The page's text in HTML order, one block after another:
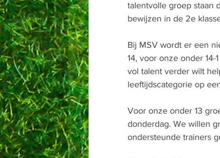
talentvolle groep staan
bewijzen in de 2e
Bij MSV wordt er een
14, voor onze onder
vol talent verder wilt
leeftijdscategorie op
Voor onze onder 13
donderdag. We willen
ondersteunde trainers